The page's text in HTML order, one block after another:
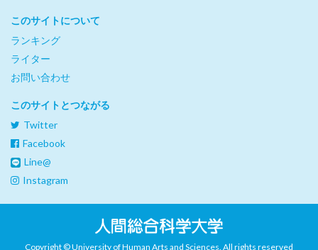
このサイトについて
ランキング
ライター
お問い合わせ
このサイトとつながる
Twitter
Facebook
Line@
Instagram
Copyright © University of Human Arts and Sciences. All rights reserved